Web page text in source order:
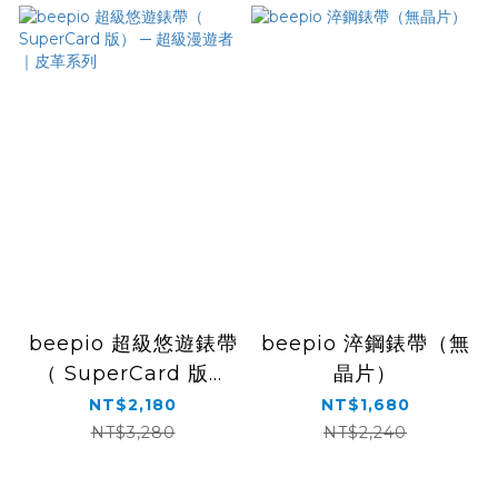
beepio 超級悠遊錶帶
（ SuperCard 版）
─ 超級漫遊者｜皮革
系列
NT$2,180
NT$3,280
beepio 淬鋼錶帶（無
晶片）
NT$1,680
NT$2,240